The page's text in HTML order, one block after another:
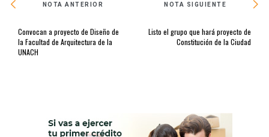
NOTA ANTERIOR
Convocan a proyecto de Diseño de
la Facultad de Arquitectura de la
UNACH
NOTA SIGUIENTE
Listo el grupo que hará proyecto de
Constitución de la Ciudad